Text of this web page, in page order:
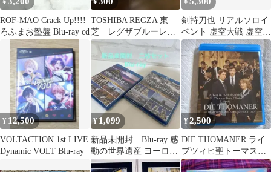
¥
ROF-MAO Crack Up!!!!
ろふまお塾盤 Blu-ray cd
¥
TOSHIBA REGZA 東
芝 レグザブルーレ
イ 取扱説明書 準備
編
¥
剣持刀也 リアルソロイ
ベント 虚空大戦 虚空教
特別版 BluRay
¥ 12,500
VOLTACTION 1st LIVE
Dynamic VOLT Blu-ray
¥1,099
新品未開封 Blu-ray 感
動の世界遺産 ヨーロッ
パ編 I 2枚セット
¥2,500
DIE THOMANER ライ
プツィヒ聖トーマス教
会合唱団 ブルーレイ